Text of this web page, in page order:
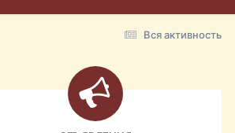
Вся активность